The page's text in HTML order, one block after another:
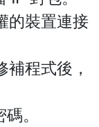
的裝置連接
程式後，
。